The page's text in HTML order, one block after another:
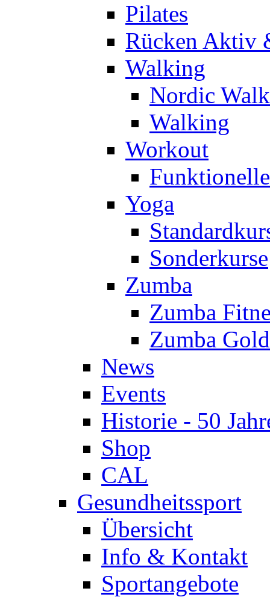
Pilates
Rücken Aktiv
Walking
Nordic
Walking
Workout
Yoga
Sonderkurse
Zumba
Zumba
Zumba Gold
News
Events
Historie - 50
Shop
CAL
Gesundheitssport
Übersicht
Info & Kontakt
Sportangebote